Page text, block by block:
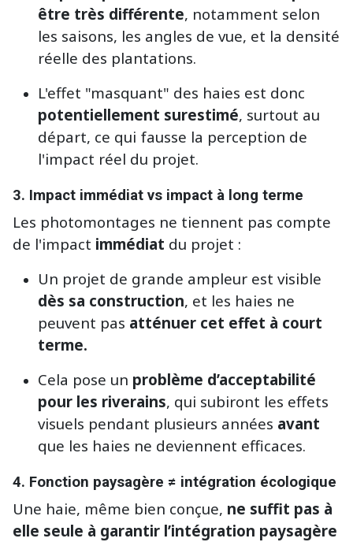
être très différente, notamment selon
les saisons, les angles de vue, et la densité
réelle des plantations.
L'effet "masquant" des haies est donc
potentiellement surestimé, surtout au
départ, ce qui fausse la perception de
l'impact réel du projet.
3. Impact immédiat vs impact à long terme
Les photomontages ne tiennent pas compte
de l'impact immédiat du projet :
Un projet de grande ampleur est visible
dès sa construction, et les haies ne
peuvent pas atténuer cet effet à court
terme.
Cela pose un problème d’acceptabilité
pour les riverains, qui subiront les effets
visuels pendant plusieurs années avant
que les haies ne deviennent efficaces.
4. Fonction paysagère ≠ intégration écologique
Une haie, même bien conçue, ne suffit pas à
elle seule à garantir l’intégration paysagère